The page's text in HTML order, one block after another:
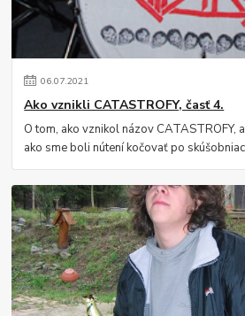
06.07.2021
Ako vznikli CATASTROFY, časť 4.
O tom, ako vznikol názov CATASTROFY,
ako sme boli nútení kočovať po